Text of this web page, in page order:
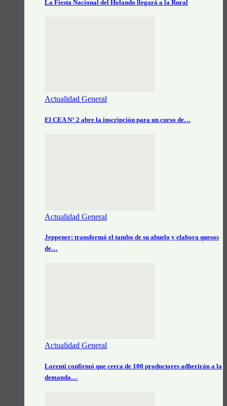
La Fiesta Nacional del Holando llegará a la Rural
Actualidad General
El CEA N° 2 abre la inscripción para un curso de…
Actualidad General
Jeppener: transformó el tambo de su abuelo y elabora quesos
de…
Actualidad General
Lorenti confirmó que cerca de 100 productores adherirán a la
demanda…